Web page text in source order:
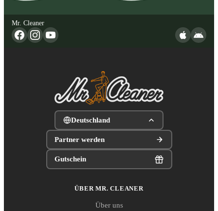
Mr. Cleaner
Deutschland
Partner werden
Gutschein
ÜBER MR. CLEANER
Über uns